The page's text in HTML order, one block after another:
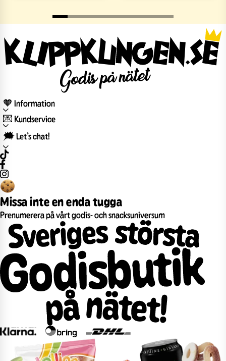
🧡 Information
💌 Kundservice
🗯️ Let’s chat!
Missa inte en enda tugga
Prenumerera på vårt godis- och snacksuniversum